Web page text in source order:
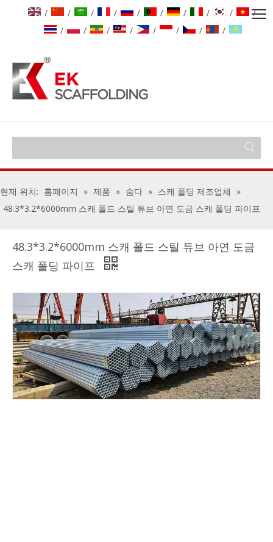
/ / / / / / / / /
/
/
/ / / / / / /
현재 위치: 홈페이지 » 제품 » 숨다 » 스캐 폴딩 제조업체
»
48.3*3.2*6000mm 스캐 폴드 스틸 튜브 아연 도금 스캐 폴딩 파이프
48.3*3.2*6000mm 스캐 폴드 스틸 튜브 아연 도금
스캐 폴딩 파이프